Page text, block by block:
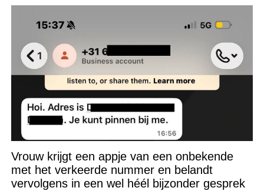
Vrouw krijgt een appje van een onbekende
met het verkeerde nummer en belandt
vervolgens in een wel héél bijzonder gesprek